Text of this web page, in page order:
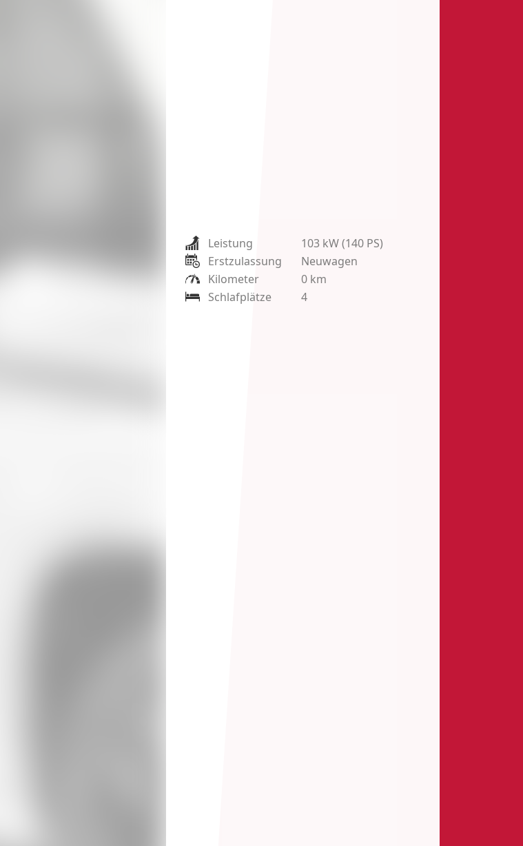
Leistung 103 kW (140 PS)
Erstzulassung
Neuwagen
Kilometer
0 km
Schlafplätze
4